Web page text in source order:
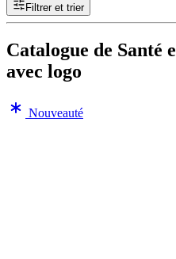
Filtrer et trier
Catalogue de Santé
avec logo
Nouveauté